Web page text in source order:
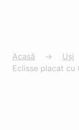
Acasă → Uși
Eclisse placat cu